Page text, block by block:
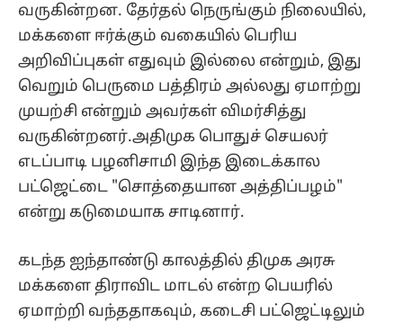
வருகின்றன. தேர்தல் நெருங்கும் நிலையில்,
மக்களை ஈர்க்கும் வகையில் பெரிய
அறிவிப்புகள் எதுவும் இல்லை என்றும், இது
வெறும் பெருமை பத்திரம் அல்லது ஏமாற்று
முயற்சி என்றும் அவர்கள் விமர்சித்து
வருகின்றனர்.அதிமுக பொதுச் செயலர்
எடப்பாடி பழனிசாமி இந்த இடைக்கால
பட்ஜெட்டை "சொத்தையான அத்திப்பழம்"
என்று கடுமையாக சாடினார்.
கடந்த ஐந்தாண்டு காலத்தில் திமுக அரசு
மக்களை திராவிட மாடல் என்ற பெயரில்
ஏமாற்றி வந்ததாகவும், கடைசி பட்ஜெட்டிலும்